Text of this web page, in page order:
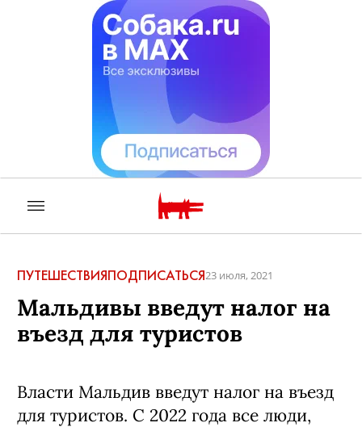
ПУТЕШЕСТВИЯПОДПИСАТЬСЯ23 июля, 2021
Мальдивы введут налог на
въезд для туристов
Власти Мальдив введут налог на въезд
для туристов. С 2022 года все люди,